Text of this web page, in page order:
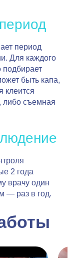
период
Для каждого
подбирает
быть капа,
клеится
либо съемная
2 года
врачу один
— раз в год.